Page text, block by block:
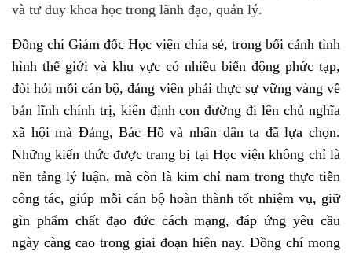
và tư duy khoa học trong lãnh đạo, quản lý.
Đồng chí Giám đốc Học viện chia sẻ, trong bối cảnh tình
hình thế giới và khu vực có nhiều biến động phức tạp,
đòi hỏi mỗi cán bộ, đảng viên phải thực sự vững vàng về
bản lĩnh chính trị, kiên định con đường đi lên chủ nghĩa
xã hội mà Đảng, Bác Hồ và nhân dân ta đã lựa chọn.
Những kiến thức được trang bị tại Học viện không chỉ là
nền tảng lý luận, mà còn là kim chỉ nam trong thực tiễn
công tác, giúp mỗi cán bộ hoàn thành tốt nhiệm vụ, giữ
gìn phẩm chất đạo đức cách mạng, đáp ứng yêu cầu
ngày càng cao trong giai đoạn hiện nay. Đồng chí mong